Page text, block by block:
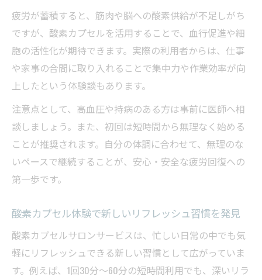
酸素カプセルがもたらす疲労回復と免疫力
アップ
酸素カプセルは美容やアンチエイジングに
も有効
疲労回復を実感する酸素カプセルの使い方
酸素カプセルの最適な利用頻度と効果実感
のコツ
酸素カプセルで疲労回復を最大化する活用
ポイント
酸素カプセルでのリラックス方法と体感レ
ポート
酸素カプセル30分・60分の使い分け方を解
説
疲労が蓄積すると、筋肉や脳への酸素供給が不足しがち
ですが、酸素カプセルを活用することで、血行促進や細
胞の活性化が期待できます。実際の利用者からは、仕事
や家事の合間に取り入れることで集中力や作業効率が向
上したという体験談もあります。
注意点として、高血圧や持病のある方は事前に医師へ相
談しましょう。また、初回は短時間から無理なく始める
ことが推奨されます。自分の体調に合わせて、無理のな
いペースで継続することが、安心・安全な疲労回復への
第一歩です。
酸素カプセル体験で新しいリフレッシュ習慣を発見
酸素カプセルサロンサービスは、忙しい日常の中でも気
軽にリフレッシュできる新しい習慣として広がっていま
す。例えば、1回30分〜60分の短時間利用でも、深いリラ